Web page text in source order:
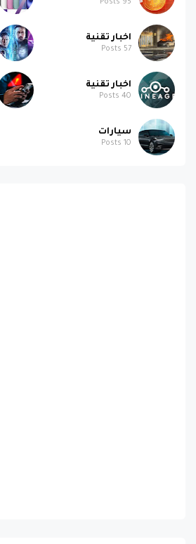
95
اخبار تقنية
57
اخبار تقنية
40
سيارات
10